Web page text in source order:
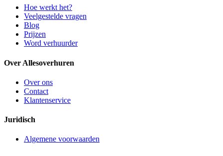
Hoe werkt het?
Veelgestelde vragen
Blog
Prijzen
Word verhuurder
Over Allesoverhuren
Over ons
Contact
Klantenservice
Juridisch
Algemene voorwaarden